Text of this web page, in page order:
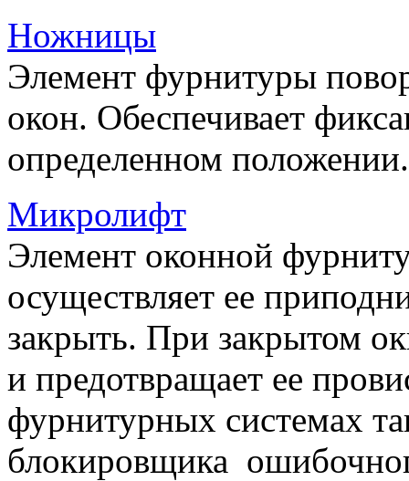
Ножницы
Элемент фурнитуры
окон. Обеспечивает
определенном положении.
Микролифт
Элемент оконной
осуществляет ее
закрыть. При закрытом
и предотвращает ее
фурнитурных системах
блокировщика